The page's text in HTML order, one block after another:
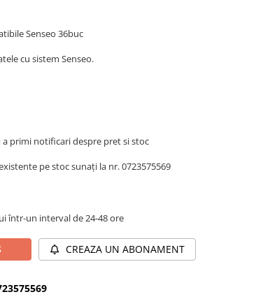
Senseo 36buc
cu sistem Senseo.
primi notificari despre pret si stoc
pe stoc sunați la nr. 0723575569
într-un interval de 24-48 ore
CREAZA UN ABONAMENT